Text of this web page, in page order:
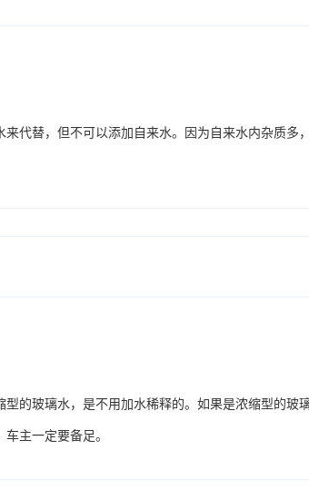
代替，但不可以添加自来水。因为自来水内杂质多，
的玻璃水，是不用加水稀释的。如果是浓缩型的玻
主一定要备足。